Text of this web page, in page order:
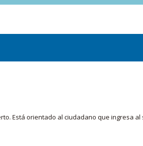
Está orientado al ciudadano que ingresa